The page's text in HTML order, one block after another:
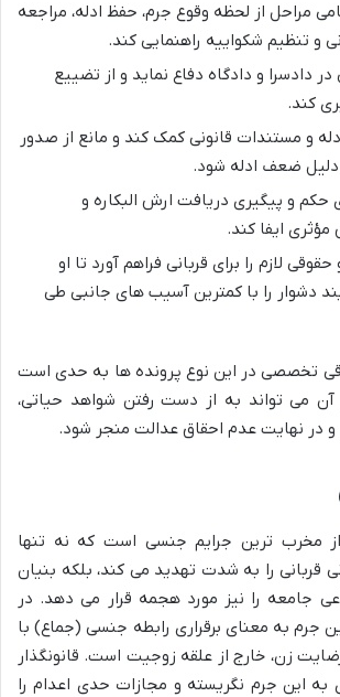
مراحل از لحظه وقوع جرم، حفظ ادله، مراجعه
و تنظیم شکواییه راهنمایی کند.
در دادسرا و دادگاه دفاع نماید و از تضییع
کند.
و مستندات قانونی کمک کند و مانع از صدور
ضعف ادله شود.
حکم و پیگیری دریافت ارش البکاره و
مؤثری ایفا کند.
لازم را برای قربانی فراهم آورد تا او
دشوار را با کمترین آسیب های جانبی طی
تخصصی در این نوع پرونده ها به حدی است
آن می تواند به از دست رفتن شواهد حیاتی،
و در نهایت عدم احقاق عدالت منجر شود.
مخرب ترین جرایم جنسی است که نه تنها
قربانی را به شدت تهدید می کند، بلکه بنیان
جامعه را نیز مورد هجمه قرار می دهد. در
جرم به معنای برقراری رابطه جنسی (جماع) با
زن، خارج از علقه زوجیت است. قانونگذار
این جرم نگریسته و مجازات حدی اعدام را